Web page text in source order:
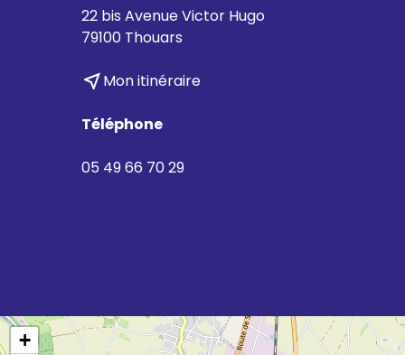
22 bis Avenue Victor Hugo
79100 Thouars
near_meMon itinéraire
Téléphone
05 49 66 70 29
+